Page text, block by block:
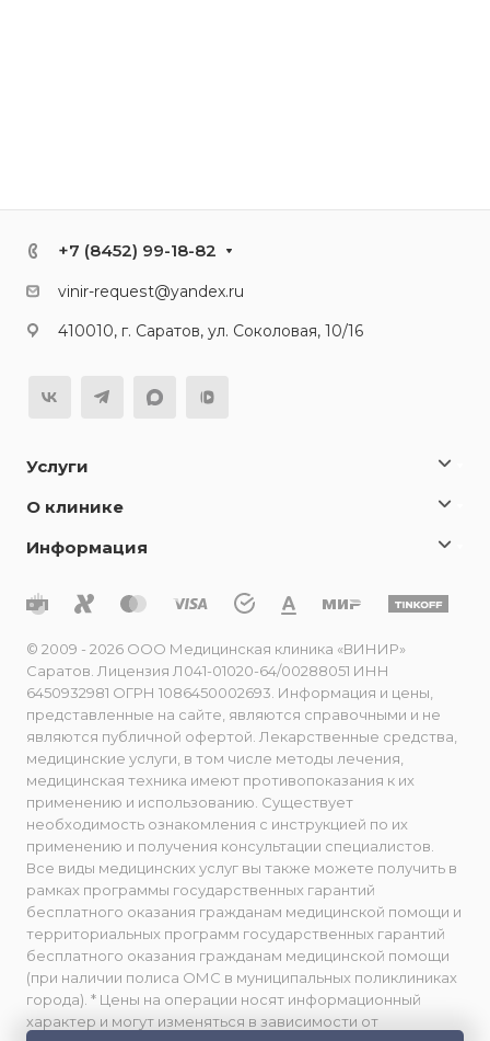
+7 (8452) 99-18-82
vinir-request@yandex.ru
410010, г. Саратов, ул. Соколовая, 10/16
Услуги
О клинике
Информация
© 2009 - 2026 ООО Медицинская клиника «ВИНИР»
Саратов. Лицензия Л041-01020-64/00288051 ИНН
6450932981 ОГРН 1086450002693. Информация и цены,
представленные на сайте, являются справочными и не
являются публичной офертой. Лекарственные средства,
медицинские услуги, в том числе методы лечения,
медицинская техника имеют противопоказания к их
применению и использованию. Существует
необходимость ознакомления с инструкцией по их
применению и получения консультации специалистов.
Все виды медицинских услуг вы также можете получить в
рамках программы государственных гарантий
бесплатного оказания гражданам медицинской помощи и
территориальных программ государственных гарантий
бесплатного оказания гражданам медицинской помощи
(при наличии полиса ОМС в муниципальных поликлиниках
города). * Цены на операции носят информационный
характер и могут изменяться в зависимости от